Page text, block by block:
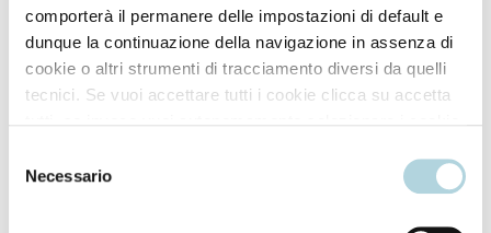
comporterà il permanere delle impostazioni di default e
dunque la continuazione della navigazione in assenza di
cookie o altri strumenti di tracciamento diversi da quelli
tecnici. Se vuoi accettare tutti i cookie clicca su accetta
più consulta la
delNecessario
How to use